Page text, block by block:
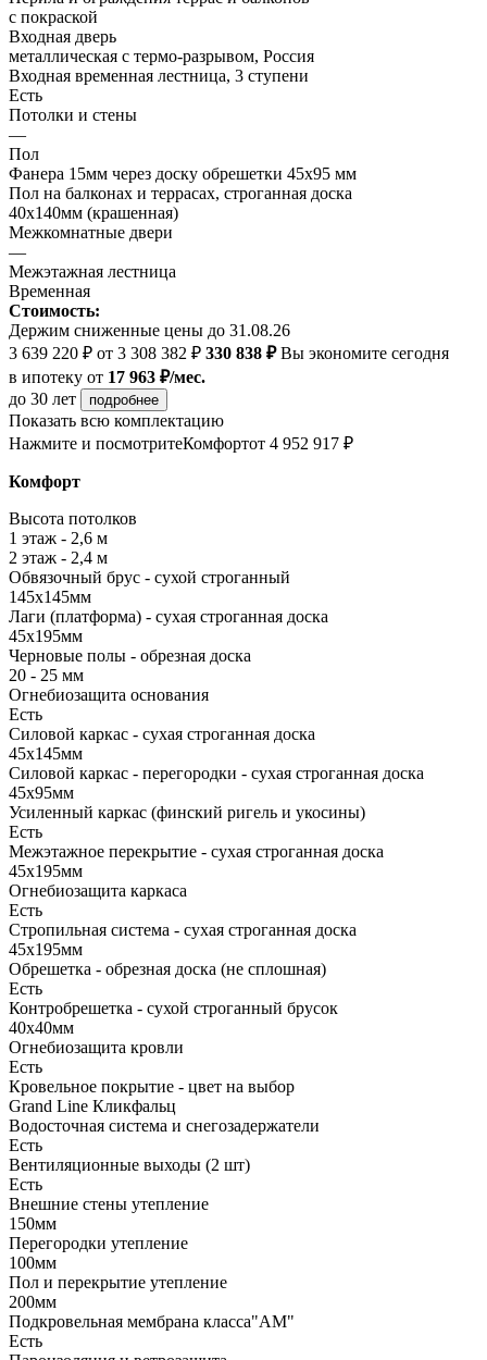
с покраской
Входная дверь
металлическая с термо-разрывом, Россия
Входная временная лестница, 3 ступени
Есть
Потолки и стены
—
Пол
Фанера 15мм через доску обрешетки 45х95 мм
Пол на балконах и террасах, строганная доска
40х140мм (крашенная)
Межкомнатные двери
—
Межэтажная лестница
Временная
Стоимость:
Держим сниженные цены до 31.08.26
3 639 220 ₽ от 3 308 382 ₽ 330 838 ₽Вы экономите сегодня
в ипотеку от 17 963 ₽/мес.
до 30 лет
подробнее
Показать всю комплектацию
Нажмите и посмотритеКомфортот 4 952 917 ₽
Комфорт
Высота потолков
1 этаж - 2,6 м
2 этаж - 2,4 м
Обвязочный брус - сухой строганный
145х145мм
Лаги (платформа) - сухая строганная доска
45х195мм
Черновые полы - обрезная доска
20 - 25 мм
Огнебиозащита основания
Есть
Силовой каркас - сухая строганная доска
45х145мм
Силовой каркас - перегородки - сухая строганная доска
45х95мм
Усиленный каркас (финский ригель и укосины)
Есть
Межэтажное перекрытие - сухая строганная доска
45х195мм
Огнебиозащита каркаса
Есть
Стропильная система - сухая строганная доска
45х195мм
Обрешетка - обрезная доска (не сплошная)
Есть
Контробрешетка - сухой строганный брусок
40х40мм
Огнебиозащита кровли
Есть
Кровельное покрытие - цвет на выбор
Grand Line Кликфальц
Водосточная система и снегозадержатели
Есть
Вентиляционные выходы (2 шт)
Есть
Внешние стены утепление
150мм
Перегородки утепление
100мм
Пол и перекрытие утепление
200мм
Подкровельная мембрана класса"АМ"
Есть